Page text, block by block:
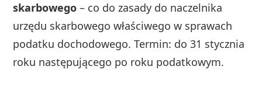
skarbowego – co do zasady do naczelnika
urzędu skarbowego właściwego w sprawach
podatku dochodowego. Termin: do 31 stycznia
roku następującego po roku podatkowym.